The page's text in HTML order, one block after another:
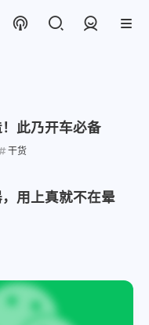
此乃开车必备
干货
用上真就不在晕